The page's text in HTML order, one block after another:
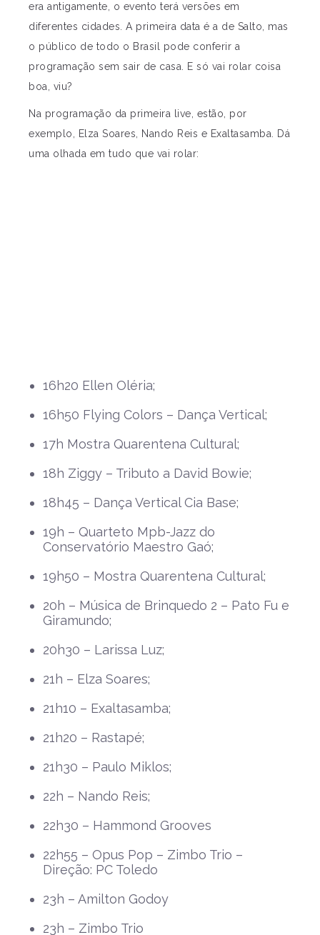
era antigamente, o evento terá versões em
diferentes cidades. A primeira data é a de Salto, mas
o público de todo o Brasil pode conferir a
programação sem sair de casa. E só vai rolar coisa
boa, viu?
Na programação da primeira live, estão, por
exemplo, Elza Soares, Nando Reis e Exaltasamba. Dá
uma olhada em tudo que vai rolar:
16h20 Ellen Oléria;
16h50 Flying Colors – Dança Vertical;
17h Mostra Quarentena Cultural;
18h Ziggy – Tributo a David Bowie;
18h45 – Dança Vertical Cia Base;
19h – Quarteto Mpb-Jazz do
Conservatório Maestro Gaó;
19h50 – Mostra Quarentena Cultural;
20h – Música de Brinquedo 2 – Pato Fu e
Giramundo;
20h30 – Larissa Luz;
21h – Elza Soares;
21h10 – Exaltasamba;
21h20 – Rastapé;
21h30 – Paulo Miklos;
22h – Nando Reis;
22h30 – Hammond Grooves
22h55 – Opus Pop – Zimbo Trio –
Direção: PC Toledo
23h – Amilton Godoy
23h – Zimbo Trio